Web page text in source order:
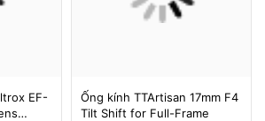
EF-
Ống kính TTArtisan 17mm F4
Tilt Shift for Full-Frame